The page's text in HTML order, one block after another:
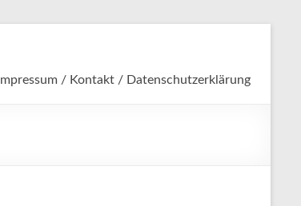
Impressum / Kontakt / Datenschutzerklärung